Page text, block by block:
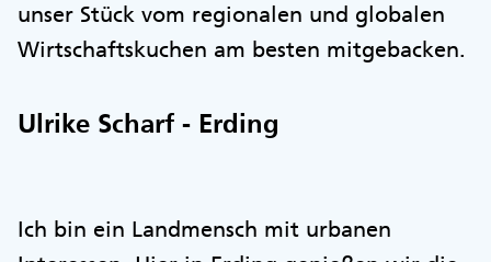
unser Stück vom regionalen und globalen
Wirtschaftskuchen am besten mitgebacken.
Ulrike Scharf - Erding
Ich bin ein Landmensch mit urbanen